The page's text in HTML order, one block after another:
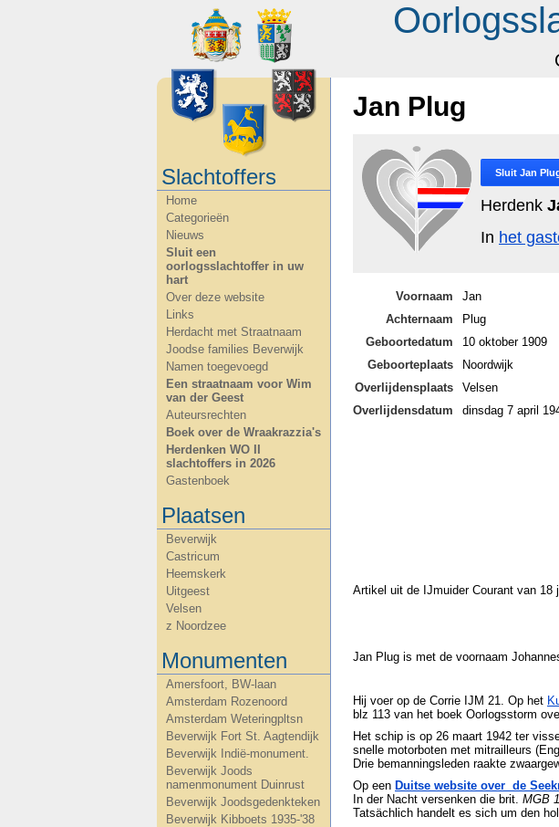
Slachtoffers
Home
Categorieën
Nieuws
Sluit een
oorlogsslachtoffer in uw
hart
Over deze website
Links
Herdacht met Straatnaam
Joodse families Beverwijk
Namen toegevoegd
Een straatnaam voor Wim
van der Geest
Auteursrechten
Boek over de Wraakrazzia's
Herdenken WO II
slachtoffers in 2026
Gastenboek
Plaatsen
Beverwijk
Castricum
Heemskerk
Uitgeest
Velsen
z Noordzee
Monumenten
Amersfoort, BW-laan
Amsterdam Rozenoord
Amsterdam Weteringpltsn
Beverwijk Fort St. Aagtendijk
Beverwijk Indië-monument.
Beverwijk Joods
namenmonument Duinrust
Beverwijk Joodsgedenkteken
Beverwijk Kibboets 1935-'38
Jan Plug
Sluit Jan
Herdenk
In het
Voornaam
Jan
Achternaam
Plug
Geboortedatum
10 oktober 1909
Geboorteplaats
Noordwijk
Overlijdensplaats
Velsen
Overlijdensdatum
dinsdag 7 april
Artikel uit de IJmuider Courant van 18
Jan Plug is met de voornaam
Hij voer op de Corrie IJM 21. Op het
blz 113 van het boek Oorlogsstorm
Het schip is op 26 maart 1942 ter
snelle motorboten met mitrailleurs
Drie bemanningsleden raakte
Op een Duitse website over de
In der Nacht versenken die brit. MGB
Tatsächlich handelt es sich um den